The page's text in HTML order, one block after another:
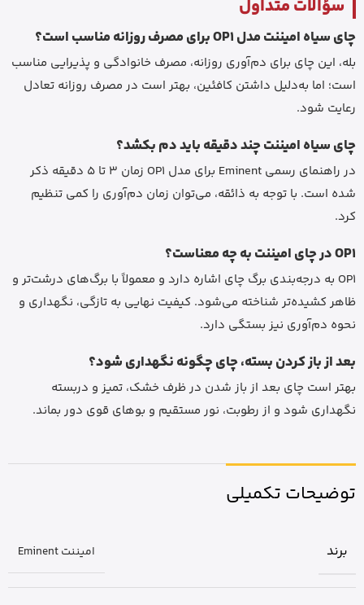
سؤالات متداول
چای سیاه امیننت مدل OP1 برای مصرف روزانه مناسب است؟
بله، این چای برای دم‌آوری روزانه، مصرف خانوادگی و پذیرایی مناسب
است؛ اما به‌دلیل داشتن کافئین، بهتر است در مصرف روزانه تعادل
رعایت شود.
چای سیاه امیننت چند دقیقه باید دم بکشد؟
در راهنمای رسمی Eminent برای مدل OP1 زمان 3 تا 5 دقیقه ذکر
شده است. با توجه به ذائقه، می‌توان زمان دم‌آوری را کمی تنظیم
کرد.
OP1 در چای امیننت به چه معناست؟
OP1 به درجه‌بندی برگ چای اشاره دارد و معمولاً با برگ‌های درشت‌تر و
ظاهر کشیده‌تر شناخته می‌شود. کیفیت نهایی به تازگی، نگهداری و
نحوه دم‌آوری نیز بستگی دارد.
بعد از باز کردن بسته، چای چگونه نگهداری شود؟
بهتر است چای بعد از باز شدن در ظرف خشک، تمیز و دربسته
نگهداری شود و از رطوبت، نور مستقیم و بوهای قوی دور بماند.
توضیحات تکمیلی
برند امیننت Eminent